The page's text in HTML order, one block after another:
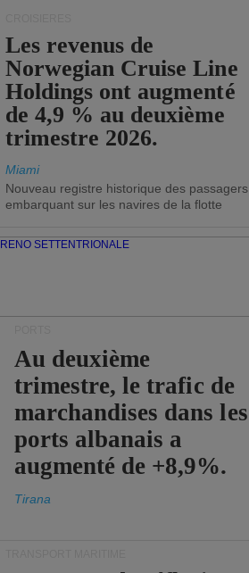
Les revenus de
Norwegian Cruise Line
Holdings ont augmenté
de 4,9 % au deuxième
trimestre 2026.
Miami
Nouveau registre historique des passagers
embarquant sur les navires de la flotte
Au deuxième
trimestre, le trafic de
marchandises dans les
ports albanais a
augmenté de +8,9%.
Tirana